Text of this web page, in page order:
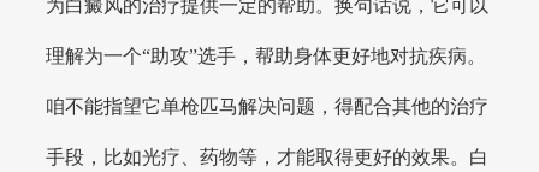
为白癜风的治疗提供一定的帮助。换句话说，它可以
理解为一个“助攻”选手，帮助身体更好地对抗疾病。
咱不能指望它单枪匹马解决问题，得配合其他的治疗
手段，比如光疗、药物等，才能取得更好的效果。白